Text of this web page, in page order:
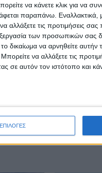
να κάνετε κλικ για να
παραπάνω.
αλλάξετε τις προτιμήσεις
των προσωπικών σας
δικαίωμα να αρνηθείτε
να αλλάξετε τις
σε αυτόν τον ιστότοπο και
Μαγουλίτσας και του
της Καρδίτσας